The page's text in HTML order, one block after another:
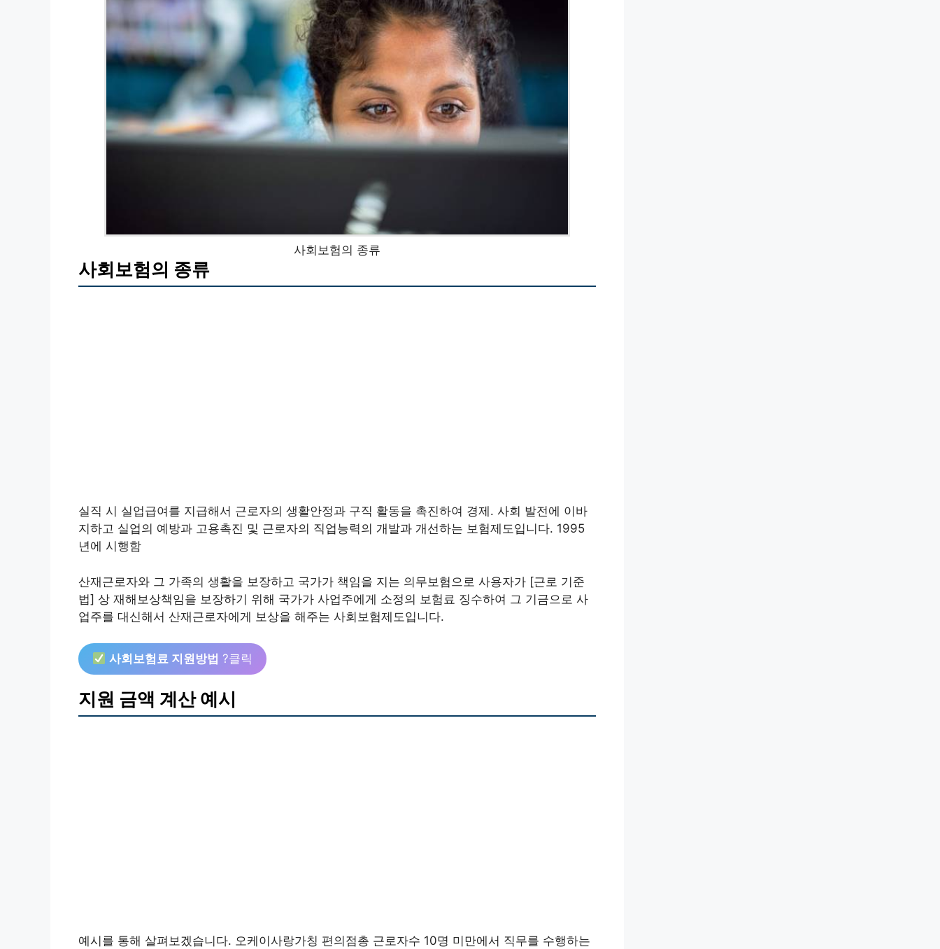
사회보험의 종류
사회보험의 종류
실직 시 실업급여를 지급해서 근로자의 생활안정과 구직 활동을 촉진하여 경제. 사회 발전에 이바
지하고 실업의 예방과 고용촉진 및 근로자의 직업능력의 개발과 개선하는 보험제도입니다. 1995
년에 시행함
산재근로자와 그 가족의 생활을 보장하고 국가가 책임을 지는 의무보험으로 사용자가 [근로 기준
법] 상 재해보상책임을 보장하기 위해 국가가 사업주에게 소정의 보험료 징수하여 그 기금으로 사
업주를 대신해서 산재근로자에게 보상을 해주는 사회보험제도입니다.
사회보험료 지원방법 ?클릭
지원 금액 계산 예시
예시를 통해 살펴보겠습니다. 오케이사랑가칭 편의점총 근로자수 10명 미만에서 직무를 수행하는